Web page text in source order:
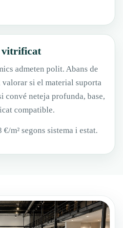
vitrificat
admeten polit. Abans de
si el material suporta
convé neteja profunda, base,
compatible.
€/m² segons sistema i estat.